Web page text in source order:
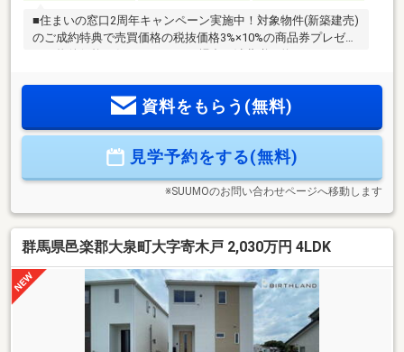
■住まいの窓口2周年キャンペーン実施中！対象物件(新築建売)
のご成約特典で売買価格の税抜価格3%×10%の商品券プレゼン
宅ローンの事なら経験豊富なバースランドにお任せくださ
い！・ご予算に応じた注文住宅のご相談できます！・住み替
制度を知りたい！経験豊富な弊社スタッフがしっかりとサポ
ート致します！
資料をもらう(無料)
見学予約をする(無料)
※SUUMOのお問い合わせページへ移動します
群馬県邑楽郡大泉町大字寄木戸 2,030万円 4LDK